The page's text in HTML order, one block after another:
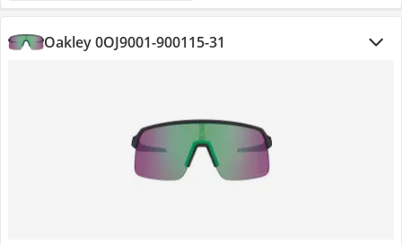
Oakley 0OJ9001-900115-31